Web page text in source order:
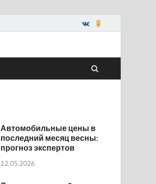
Автомобильные цены в
последний месяц весны:
прогноз экспертов
12.05.2026